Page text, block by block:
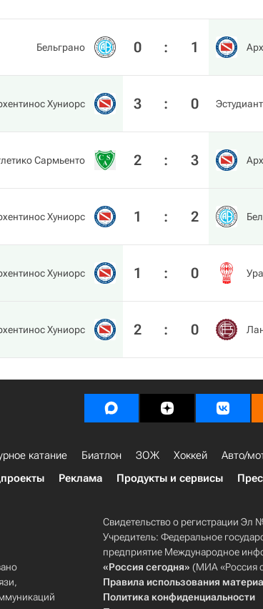
Бельграно 0 : 1
Хуниорс 3 : 0
Сармьенто 2 : 3
Хуниорс 1 : 2
Хуниорс 1 : 0
Хуниорс 2 : 0
катание Биатлон ЗОЖ Хоккей Авто/
Реклама Продукты и сервисы
Свидетельство о регистрации
Учредитель: Федеральное
предприятие Международное
«Россия сегодня» (МИА «Россия
Правила использования
Политика конфиденциальности